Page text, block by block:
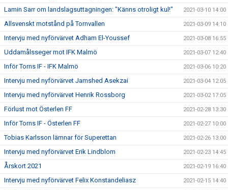
Lamin Sarr om landslagsuttagningen: "Känns otroligt kul!" 2021-03-10 14:00
Allsvenskt motstånd på Tornvallen 2021-03-09 14:10
Intervju med nyförvärvet Adham El-Youssef 2021-03-08 16:55
Uddamålsseger mot IFK Malmö 2021-03-07 12:40
Inför Torns IF - IFK Malmö 2021-03-06 10:20
Intervju med nyförvärvet Jamshed Asekzai 2021-03-04 12:05
Intervju med nyförvärvet Henrik Rossborg 2021-03-02 17:05
Förlust mot Österlen FF 2021-02-28 13:30
Inför Torns IF - Österlen FF 2021-02-27 10:00
Tobias Karlsson lämnar för Superettan 2021-02-26 13:00
Intervju med nyförvärvet Erik Lindblom 2021-02-23 14:45
Årskort 2021 2021-02-19 16:40
Intervju med nyförvärvet Felix Konstandeliasz 2021-02-15 14:40